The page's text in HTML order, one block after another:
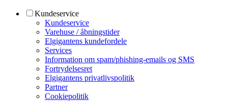
Kundeservice
Kundeservice
Varehuse / åbningstider
Elgigantens kundefordele
Services
Information om spam/phishing-emails og SMS
Fortrydelsesret
Elgigantens privatlivspolitik
Partner
Cookiepolitik